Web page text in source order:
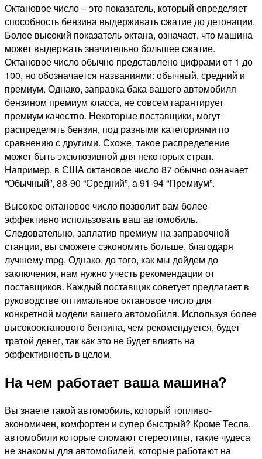
Октановое число – это показатель, который определяет
способность бензина выдерживать сжатие до детонации.
Более высокий показатель октана, означает, что машина
может выдержать значительно большее сжатие.
Октановое число обычно представлено цифрами от 1 до
100, но обозначается названиями: обычный, средний и
премиум. Однако, заправка бака вашего автомобиля
бензином премиум класса, не совсем гарантирует
премиум качество. Некоторые поставщики, могут
распределять бензин, под разными категориями по
сравнению с другими. Схоже, такое распределение
может быть эксклюзивной для некоторых стран.
Например, в США октановое число 87 обычно означает
“Обычный”, 88-90 “Средний”, а 91-94 “Премиум”.
Высокое октановое число позволит вам более
эффективно использовать ваш автомобиль.
Следовательно, заплатив премиум на заправочной
станции, вы сможете сэкономить больше, благодаря
лучшему mpg. Однако, до того, как мы дойдем до
заключения, нам нужно учесть рекомендации от
поставщиков. Каждый поставщик советует предлагает в
руководстве оптимальное октановое число для
конкретной модели вашего автомобиля. Используя более
высокооктанового бензина, чем рекомендуется, будет
тратой денег, так как это не будет влиять на
эффективность в целом.
На чем работает ваша машина?
Вы знаете такой автомобиль, который топливо-
экономичен, комфортен и супер быстрый? Кроме Тесла,
автомобили которые сломают стереотипы, такие чудеса
не знакомы для автомобилей, которые работают на